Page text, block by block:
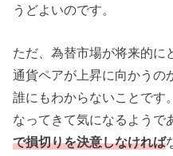
うどよいのです。
ただ、為替市場が将来的に
通貨ペアが上昇に向かうの
誰にもわからないことです
なってきて気になるようで
で損切りを決意しなければ